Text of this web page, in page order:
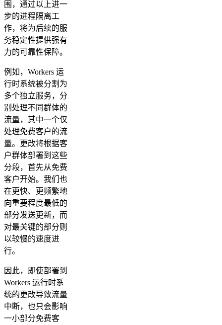
围，通过以上进一
步的进程隔离工
作，将为后续的服
务稳定性提供强有
力的可靠性保障。
例如，Workers 运
行时系统被分割为
多个独立服务，分
别处理不同群体的
流量，其中一个仅
处理免费客户的流
量。更改将根据客
户群体部署到这些
分段，首先从免费
客户开始。我们也
在更快、更频繁地
向重要程度最低的
部分发送更新，而
对最关键的部分则
以较慢的速度进
行。
因此，即使部署到
Workers 运行时系
统的更改导致流量
中断，也只会影响
一小部分免费客